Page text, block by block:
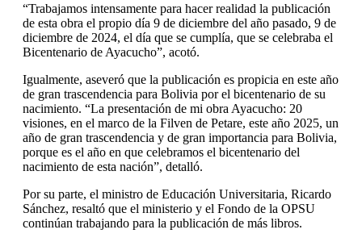
“Trabajamos intensamente para hacer realidad la publicación
de esta obra el propio día 9 de diciembre del año pasado, 9 de
diciembre de 2024, el día que se cumplía, que se celebraba el
Bicentenario de Ayacucho”, acotó.
Igualmente, aseveró que la publicación es propicia en este año
de gran trascendencia para Bolivia por el bicentenario de su
nacimiento. “La presentación de mi obra Ayacucho: 20
visiones, en el marco de la Filven de Petare, este año 2025, un
año de gran trascendencia y de gran importancia para Bolivia,
porque es el año en que celebramos el bicentenario del
nacimiento de esta nación”, detalló.
Por su parte, el ministro de Educación Universitaria, Ricardo
Sánchez, resaltó que el ministerio y el Fondo de la OPSU
continúan trabajando para la publicación de más libros.